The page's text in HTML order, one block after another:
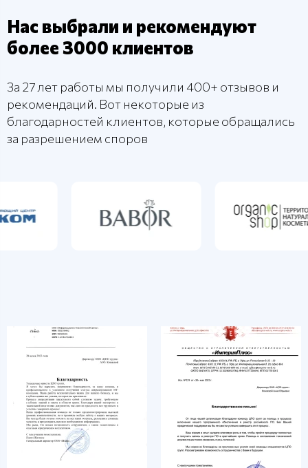
Нас выбрали и рекомендуют
более 3000 клиентов
За 27 лет работы мы получили 400+ отзывов и
рекомендаций. Вот некоторые из
благодарностей клиентов, которые обращались
за разрешением споров